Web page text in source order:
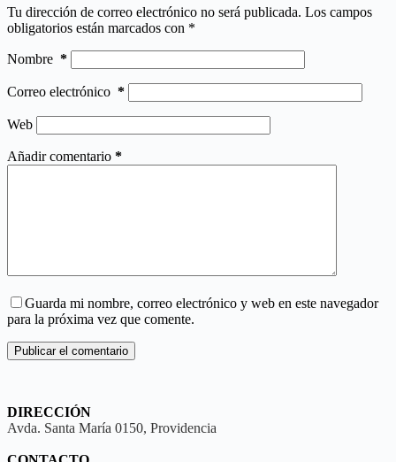
Tu dirección de correo electrónico no será publicada. Los campos
obligatorios están marcados con *
Nombre *
Correo electrónico *
Web
Añadir comentario *
Guarda mi nombre, correo electrónico y web en este navegador
para la próxima vez que comente.
Publicar el comentario
DIRECCIÓN
Avda. Santa María 0150, Providencia